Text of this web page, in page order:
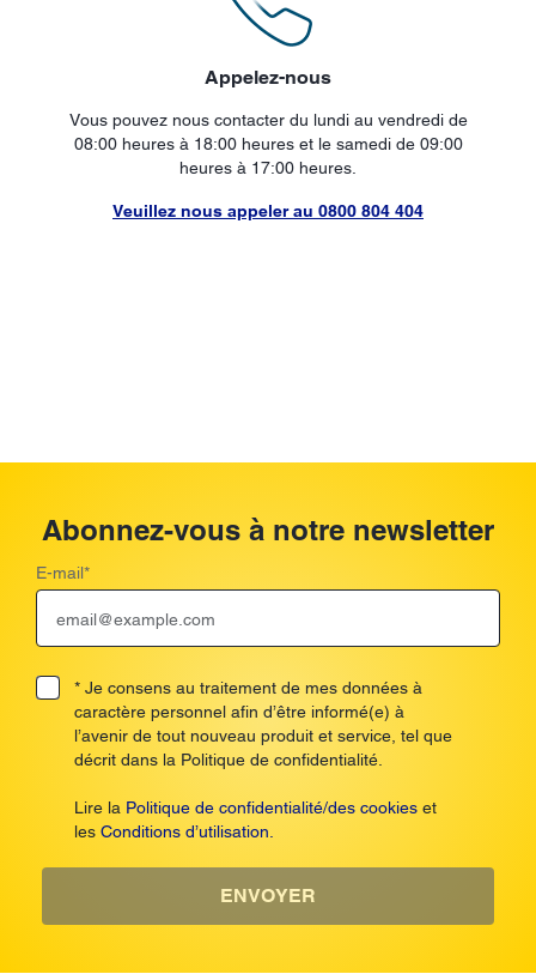
Appelez-nous
Vous pouvez nous contacter du lundi au vendredi de
08:00 heures à 18:00 heures et le samedi de 09:00
heures à 17:00 heures.
Veuillez nous appeler au 0800 804 404
Abonnez-vous à notre newsletter
E-mail*
* Je consens au traitement de mes données à
caractère personnel afin d’être informé(e) à
l’avenir de tout nouveau produit et service, tel que
décrit dans la Politique de confidentialité.
Lire la Politique de confidentialité/des cookies et
les Conditions d’utilisation.
ENVOYER